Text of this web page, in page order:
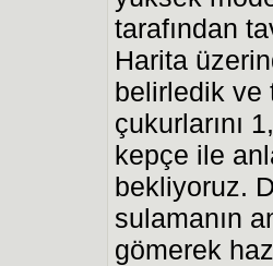
tarafından
Harita
belirledik ve
çukurlarını
kepçe ile
bekliyoruz.
sulamanın
gömerek